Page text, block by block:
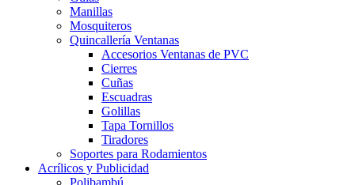
Manillas
Mosquiteros
Quincallería Ventanas
Accesorios Ventanas de PVC
Cierres
Cuñas
Escuadras
Golillas
Tapa Tornillos
Tiradores
Soportes para Rodamientos
Acrílicos y Publicidad